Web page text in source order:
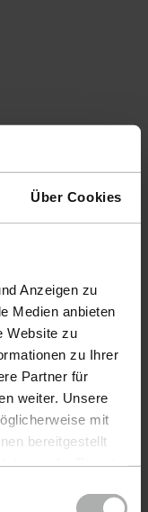
Über Cookies
Anzeigen zu
Medien anbieten
Website zu
zu Ihrer
Partner für
weiter. Unsere
mit
bereitgestellt
unter